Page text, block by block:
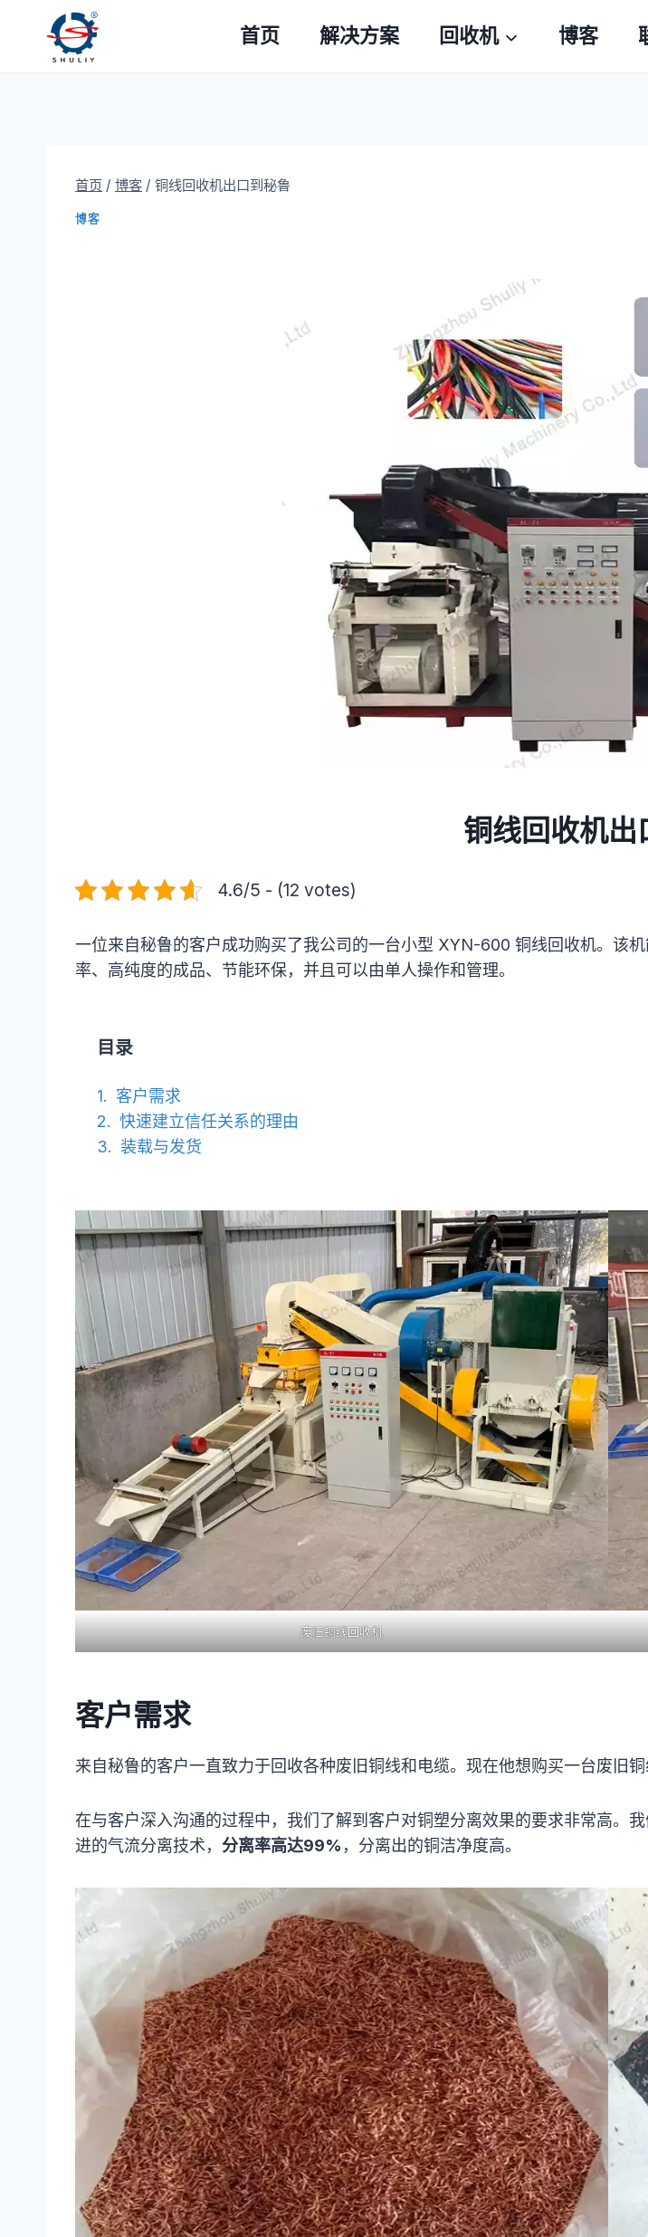
首页 解决方案 回收机 博客
首页 / 博客 / 铜线回收机出口到秘鲁
博客
铜线回收机出
4.6/5 - (12 votes)
一位来自秘鲁的客户成功购买了我公司的一台小型 XYN-600 铜线回收机。该
率、高纯度的成品、节能环保，并且可以由单人操作和管理。
目录
客户需求
快速建立信任关系的理由
装载与发货
废旧铜线回收机
客户需求
来自秘鲁的客户一直致力于回收各种废旧铜线和电缆。现在他想购买一台废旧
在与客户深入沟通的过程中，我们了解到客户对铜塑分离效果的要求非常高。
进的气流分离技术， 分离率高达99% ，分离出的铜洁净度高。